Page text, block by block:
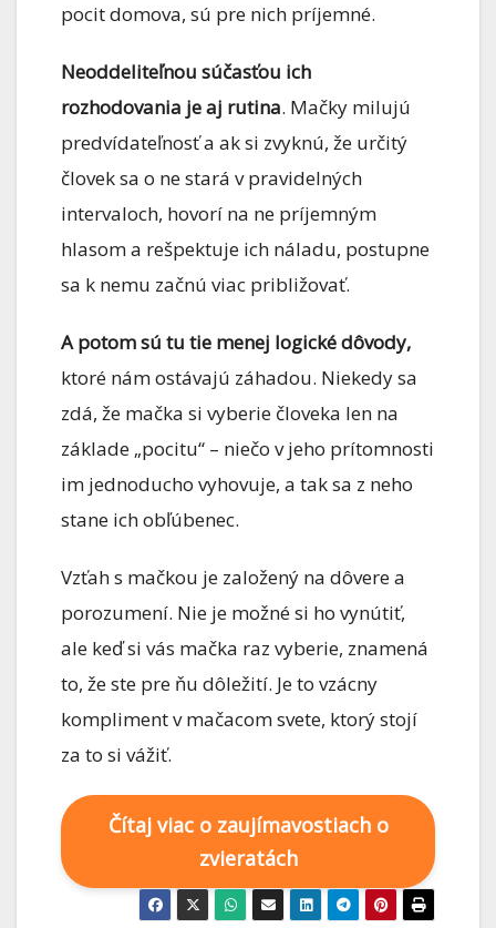
pocit domova, sú pre nich príjemné.
Neoddeliteľnou súčasťou ich
rozhodovania je aj rutina. Mačky milujú
predvídateľnosť a ak si zvyknú, že určitý
človek sa o ne stará v pravidelných
intervaloch, hovorí na ne príjemným
hlasom a rešpektuje ich náladu, postupne
sa k nemu začnú viac približovať.
A potom sú tu tie menej logické dôvody,
ktoré nám ostávajú záhadou. Niekedy sa
zdá, že mačka si vyberie človeka len na
základe „pocitu“ – niečo v jeho prítomnosti
im jednoducho vyhovuje, a tak sa z neho
stane ich obľúbenec.
Vzťah s mačkou je založený na dôvere a
porozumení. Nie je možné si ho vynútiť,
ale keď si vás mačka raz vyberie, znamená
to, že ste pre ňu dôležití. Je to vzácny
kompliment v mačacom svete, ktorý stojí
za to si vážiť.
Čítaj viac o zaujímavostiach o
zvieratách